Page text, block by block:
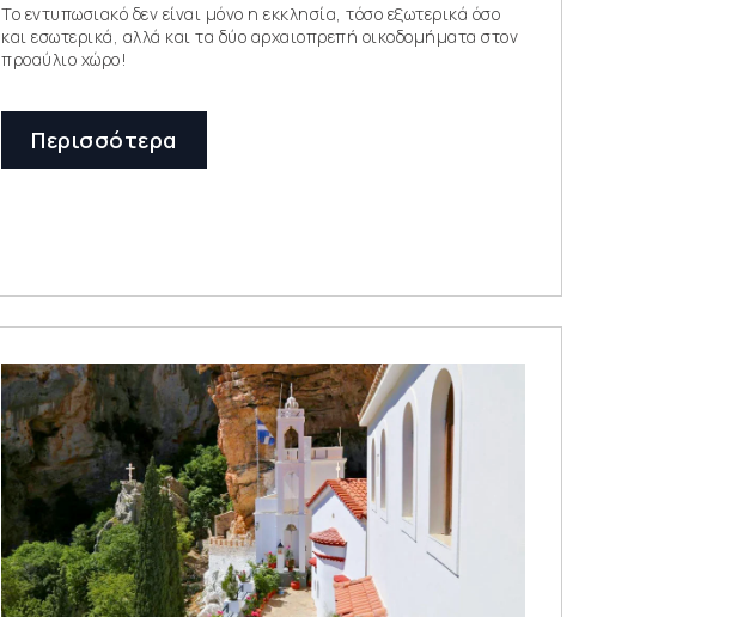
Το εντυπωσιακό δεν είναι μόνο η εκκλησία, τόσο εξωτερικά όσο
και εσωτερικά, αλλά και τα δύο αρχαιοπρεπή οικοδομήματα στον
προαύλιο χώρο!
Περισσότερα